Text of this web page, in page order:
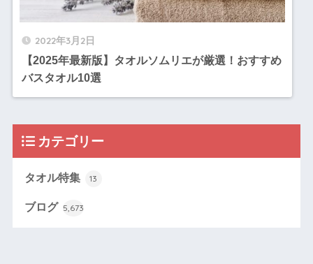
2022年3月2日
【2025年最新版】タオルソムリエが厳選！おすすめ
バスタオル10選
カテゴリー
タオル特集 13
ブログ 5,673